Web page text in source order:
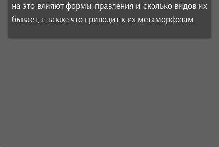
на это влияют формы правления и сколько видов их
бывает, а также что приводит к их метаморфозам.